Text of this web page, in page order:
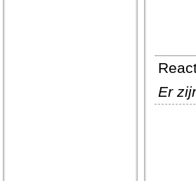
Er